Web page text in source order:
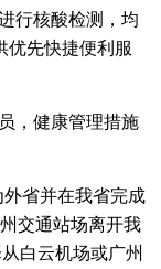
行核酸检测，均
优先快捷便利服
，健康管理措施
省并在我省完成
交通站场离开我
白云机场或广州